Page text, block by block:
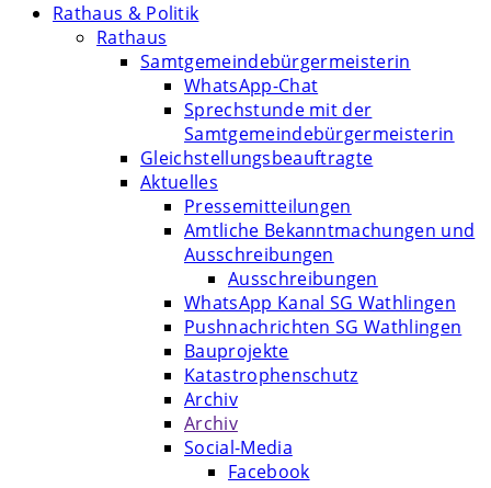
Rathaus & Politik
Rathaus
Samtgemeindebürgermeisterin
WhatsApp-Chat
Sprechstunde mit der
Samtgemeindebürgermeisterin
Gleichstellungsbeauftragte
Aktuelles
Pressemitteilungen
Amtliche Bekanntmachungen und
Ausschreibungen
Ausschreibungen
WhatsApp Kanal SG Wathlingen
Pushnachrichten SG Wathlingen
Bauprojekte
Katastrophenschutz
Archiv
Archiv
Social-Media
Facebook